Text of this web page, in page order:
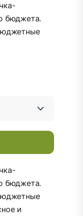
бюджета.
бюджета.
и